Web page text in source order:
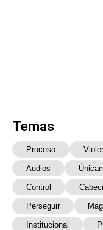
Temas
Proceso
Audios
Control
Perseguir
Institucional